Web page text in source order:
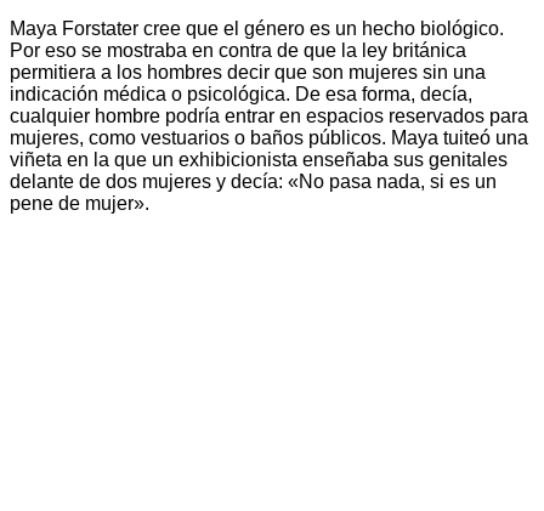
Maya Forstater cree que el género es un hecho biológico.
Por eso se mostraba en contra de que la ley británica
permitiera a los hombres decir que son mujeres sin una
indicación médica o psicológica. De esa forma, decía,
cualquier hombre podría entrar en espacios reservados para
mujeres, como vestuarios o baños públicos. Maya tuiteó una
viñeta en la que un exhibicionista enseñaba sus genitales
delante de dos mujeres y decía: «No pasa nada, si es un
pene de mujer».